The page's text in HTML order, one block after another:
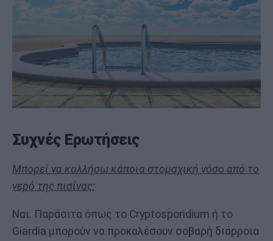
Συχνές Ερωτήσεις
Μπορεί να κολλήσω κάποια στομαχική νόσο από το
νερό της πισίνας;
Ναι. Παράσιτα όπως το Cryptosporidium ή το
Giardia μπορούν να προκαλέσουν σοβαρή διάρροια